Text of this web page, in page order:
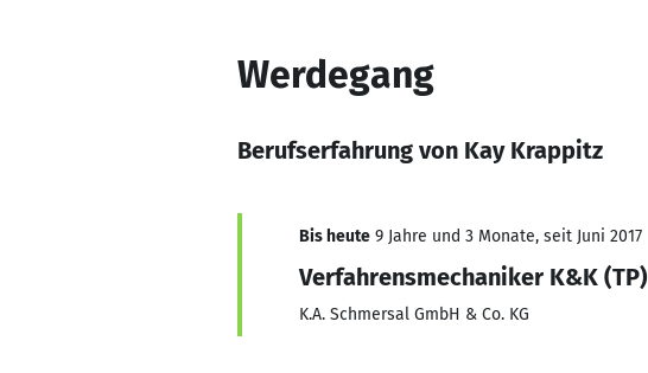
Werdegang
Berufserfahrung von Kay Krappitz
Bis heute 9 Jahre und 3 Monate, seit Juni 2017
Verfahrensmechaniker K&K (TP)
K.A. Schmersal GmbH & Co. KG